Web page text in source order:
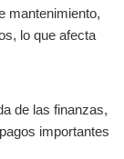
mantenimiento,
lo que afecta
de las finanzas,
importantes